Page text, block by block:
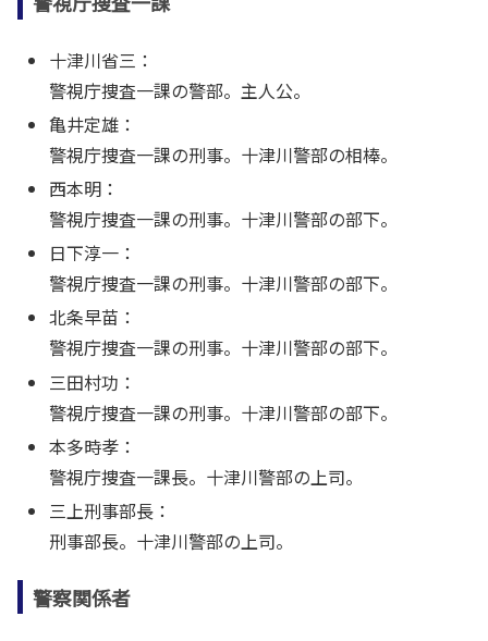
十津川省三：
警視庁捜査一課の警部。主人公。
亀井定雄：
警視庁捜査一課の刑事。十津川警部の相棒。
西本明：
警視庁捜査一課の刑事。十津川警部の部下。
日下淳一：
警視庁捜査一課の刑事。十津川警部の部下。
北条早苗：
警視庁捜査一課の刑事。十津川警部の部下。
三田村功：
警視庁捜査一課の刑事。十津川警部の部下。
本多時孝：
警視庁捜査一課長。十津川警部の上司。
三上刑事部長：
刑事部長。十津川警部の上司。
警察関係者